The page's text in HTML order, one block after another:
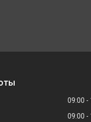
09:00
09:00